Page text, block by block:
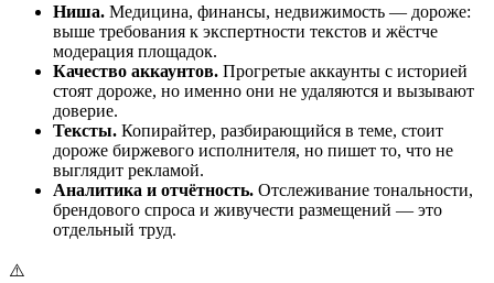
Ниша. Медицина, финансы, недвижимость — дороже:
выше требования к экспертности текстов и жёстче
модерация площадок.
Качество аккаунтов. Прогретые аккаунты с историей
стоят дороже, но именно они не удаляются и вызывают
доверие.
Тексты. Копирайтер, разбирающийся в теме, стоит
дороже биржевого исполнителя, но пишет то, что не
выглядит рекламой.
Аналитика и отчётность. Отслеживание тональности,
брендового спроса и живучести размещений — это
отдельный труд.
⚠️